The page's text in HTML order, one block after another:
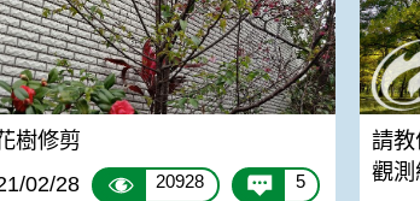
樹修剪
02/28
20928 5
請
觀